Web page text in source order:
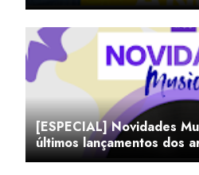
[ESPECIAL] Novidades
últimos lançamentos dos